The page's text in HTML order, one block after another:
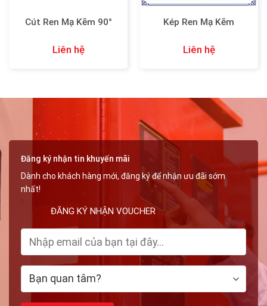
Cút Ren Mạ Kẽm 90°
Liên hệ
Kép Ren Mạ Kẽm
Liên hệ
Đăng ký nhận tin khuyến mãi
Dành cho khách hàng mới, đăng ký để nhận ưu đãi sớm
nhất!
ĐĂNG KÝ NHẬN VOUCHER